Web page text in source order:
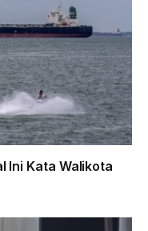
Ini Kata Walikota